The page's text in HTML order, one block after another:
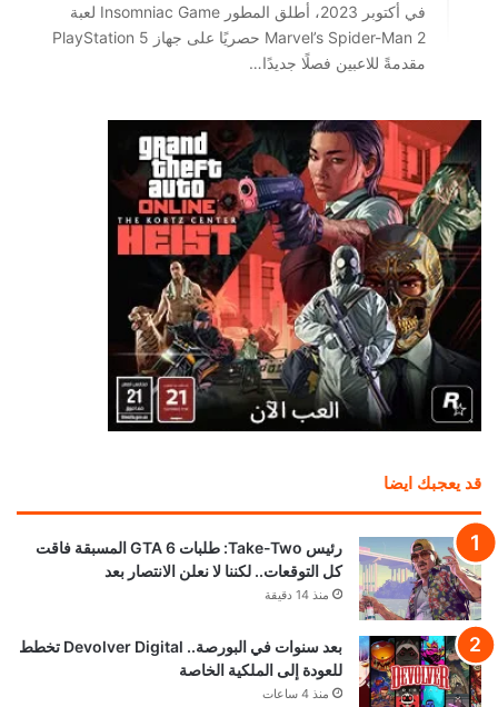
في أكتوبر 2023، أطلق المطور Insomniac Game لعبة
Marvel’s Spider-Man 2 حصريًا على جهاز PlayStation 5
مقدمةً للاعبين فصلًا جديدًا…
قد يعجبك ايضا
رئيس Take-Two: طلبات GTA 6 المسبقة فاقت
كل التوقعات.. لكننا لا نعلن الانتصار بعد
منذ 14 دقيقة
بعد سنوات في البورصة.. Devolver Digital تخطط
للعودة إلى الملكية الخاصة
منذ 4 ساعات